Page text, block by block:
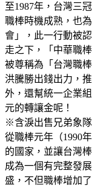
至1987年，台灣三
職棒時機成熟，也
會」，此一行動被
走之下，「中華職
被尊稱為「台灣職
洪騰勝出錢出力，
外，還幫統一企業
元的轉讓金呢！
※含淚出售兄弟象
從職棒元年（1990
的國家，並讓台灣
成為一個有完整發
盛，不但職棒增加